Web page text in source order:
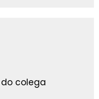
colega